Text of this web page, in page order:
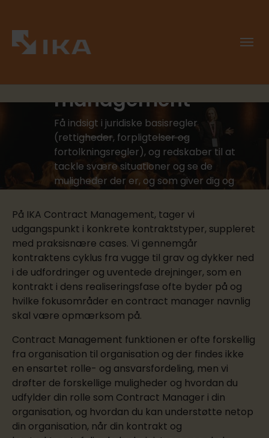
management
Få indsigt i juridiske basisregler
(rettigheder, forpligtelser og
fortolkningsregler), og redskaber til at
tackle svære situationer og se de
muligheder der er, og som giver dig og
værdi.
På IKA Contract Management, tager vi
udgangspunkt i konkrete kontraktstyper, suppleret
med praksisnære cases. Vi gennemgår
kontraktens cyklus fra vugge til grav og dykker ned
i de udfordringer og uventede drejninger, som en
kontrakt i dens realiseringsfase ofte byder på og
hvilke fokusområder en contract manager navnlig
skal være opmærksom på.
Contract Management funktionen er ofte forskellig
fra organisation til organisation og der findes ikke
en ensartet rolle- og ansvarsfordeling, men vi
drøfter de forskellige muligheder og hvordan du
udfylder din rolle som Contract Manager i din
organisation, og hvordan du kan understøtte netop
din organisation, når din kontrakt og